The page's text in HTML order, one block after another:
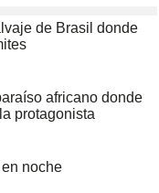
de Brasil donde
africano donde
protagonista
noche